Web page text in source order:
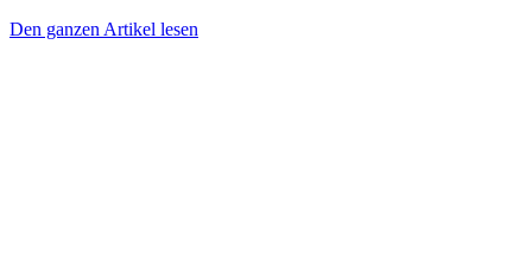
Den ganzen Artikel lesen